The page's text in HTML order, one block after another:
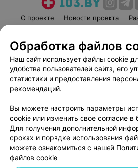
О проекте Новости проекта
Пользовательское соглашение
Вакансии
Написать
Обработка
Обработка файлов
Наш сайт использует файлы cookie
удобства пользователей сайта, его
статистики и предоставления
рекомендаций.
Вы можете настроить параметры
cookie или изменить свое согласие в
Для получения дополнительной
сроках и порядке использования
можете ознакомиться с нашей
файлов cookie